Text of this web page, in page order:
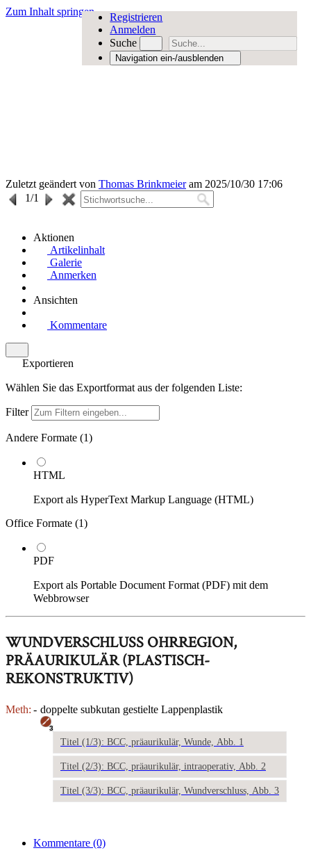
Zum Inhalt springen
Registrieren
Anmelden
Suche
Navigation ein-/ausblenden
Zuletzt geändert von Thomas Brinkmeieram 2025/10/30 17:06
1/1
Aktionen
Artikelinhalt
Galerie
Anmerken
Ansichten
Kommentare
Exportieren
Wählen Sie das Exportformat aus der folgenden Liste:
Filter
Andere Formate (1)
HTML
Export als HyperText Markup Language (HTML)
Office Formate (1)
PDF
Export als Portable Document Format (PDF) mit dem
Webbrowser
WUNDVERSCHLUSS OHRREGION,
PRÄAURIKULÄR (PLASTISCH-
REKONSTRUKTIV)
Meth: - doppelte subkutan gestielte Lappenplastik
3
Titel (1/3): BCC, präaurikulär, Wunde, Abb. 1
Titel (2/3): BCC, präaurikulär, intraoperativ, Abb. 2
Titel (3/3): BCC, präaurikulär, Wundverschluss, Abb. 3
Kommentare (0)